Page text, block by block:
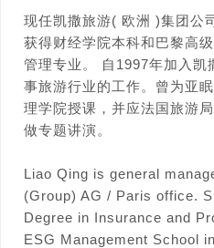
现任凯撒旅游( 欧洲 )集团公
获得财经学院本科和巴黎高
管理专业。 自1997年加入凯
事旅游行业的工作。曾为亚
理学院授课，并应法国旅游
做专题讲演。
Liao Qing is general
(Group) AG / Paris office.
Degree in Insurance and
ESG Management School